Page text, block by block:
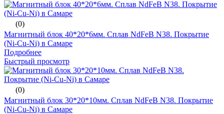
(0)
Магнитный блок 40*20*6мм. Сплав NdFeB N38. Покрытие
(Ni-Cu-Ni) в Самаре
Подробнее
Быстрый просмотр
(0)
Магнитный блок 30*20*10мм. Сплав NdFeB N38. Покрытие
(Ni-Cu-Ni) в Самаре